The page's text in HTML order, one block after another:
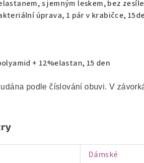
s jemným leskem, bez
úprava, 1 pár v krabičce,
+ 12%elastan, 15 den
podle číslování obuvi. V
Dámské